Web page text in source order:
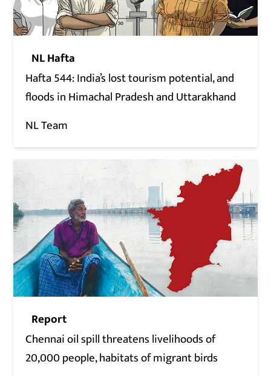
NL Hafta
Hafta 544: India’s lost tourism potential, and
floods in Himachal Pradesh and Uttarakhand
NL Team
Report
Chennai oil spill threatens livelihoods of
20,000 people, habitats of migrant birds